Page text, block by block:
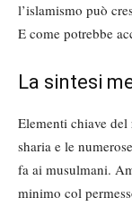
l’islamismo può
E come potrebbe
La sintesi
Elementi chiave
sharia e le
fa ai musulmani.
minimo col